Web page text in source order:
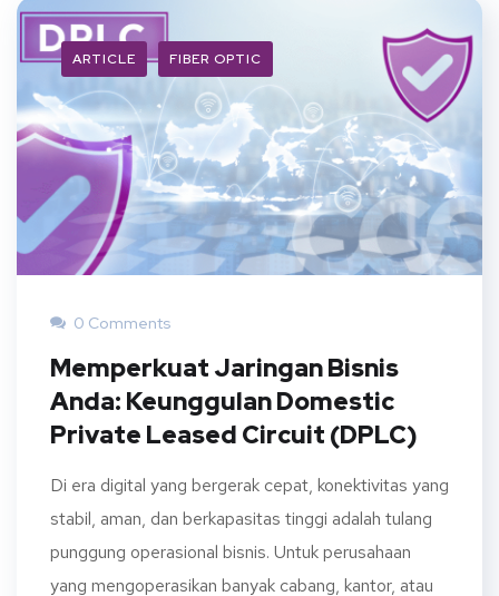
ARTICLE FIBER OPTIC
0 Comments
Memperkuat Jaringan Bisnis
Anda: Keunggulan Domestic
Private Leased Circuit (DPLC)
Di era digital yang bergerak cepat, konektivitas yang
stabil, aman, dan berkapasitas tinggi adalah tulang
punggung operasional bisnis. Untuk perusahaan
yang mengoperasikan banyak cabang, kantor, atau